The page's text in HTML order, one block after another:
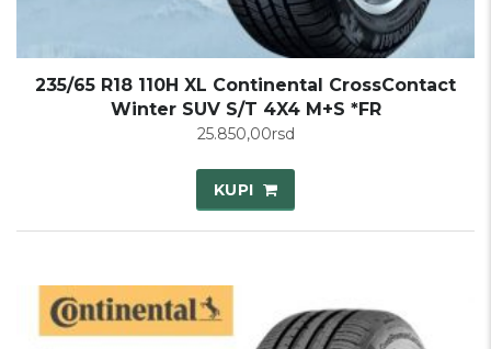
235/65 R18 110H XL Continental CrossContact
Winter SUV S/T 4X4 M+S *FR
25.850,00rsd
KUPI